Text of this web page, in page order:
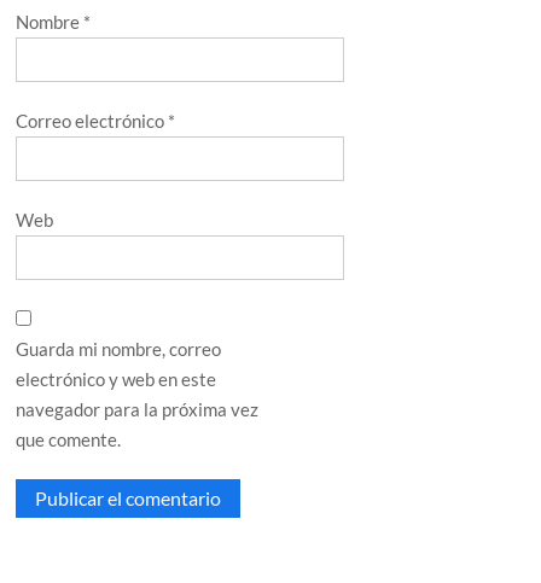
Nombre *
Correo electrónico *
Web
Guarda mi nombre, correo
electrónico y web en este
navegador para la próxima vez
que comente.